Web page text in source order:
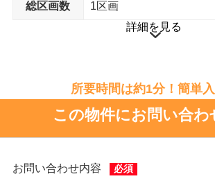
総区画数
1区画
詳細を見る
所要時間は約1分！簡単入
この物件にお問い合わ
お問い合わせ内容